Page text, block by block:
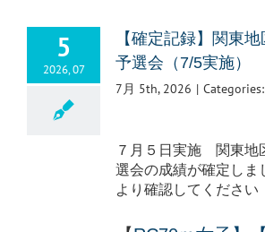
5
2026, 07
【確定記録】関東
予選会（7/5実施）
7月 5th, 2026 | Categories:
７月５日実施 関東地
選会の成績が確定し
より確認してください